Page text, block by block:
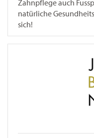
Zahnpflege auch
natürliche
sich!